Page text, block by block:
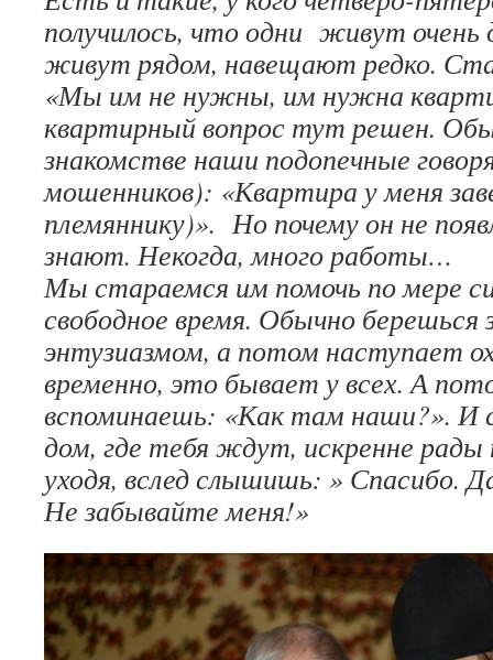
получилось, что одни живут очень
живут рядом, навещают редко.
«Мы им не нужны, им нужна
квартирный вопрос тут решен.
знакомстве наши подопечные
мошенников): «Квартира у меня
племяннику)». Но почему он не
знают. Некогда, много работы…
Мы стараемся им помочь по мере
свободное время. Обычно
энтузиазмом, а потом наступает
временно, это бывает у всех. А
вспоминаешь: «Как там наши?». И
дом, где тебя ждут, искренне рады
уходя, вслед слышишь: » Спасибо.
Не забывайте меня!»